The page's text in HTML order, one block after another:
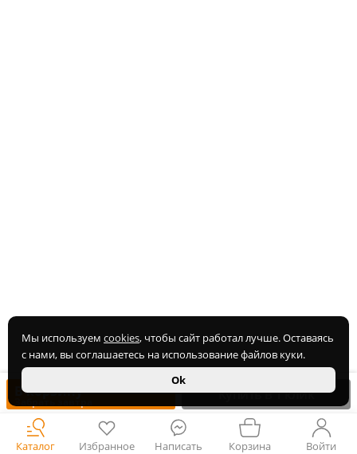
Каталог Избранное Написать Корзина Войти
В корзину Купить в 1 клик
Мы используем cookies, чтобы сайт работал лучше. Оставаясь
с нами, вы соглашаетесь на использование файлов куки.
Ok